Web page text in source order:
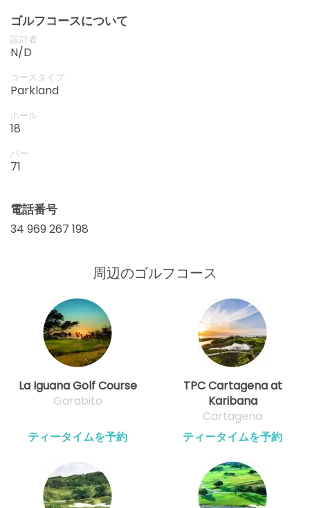
ゴルフコースについて
設計者
N/D
コースタイプ
Parkland
ホール
18
パー
71
電話番号
34 969 267 198
周辺のゴルフコース
La Iguana Golf Course
Garabito
ティータイムを予約
TPC Cartagena at
Karibana
Cartagena
ティータイムを予約